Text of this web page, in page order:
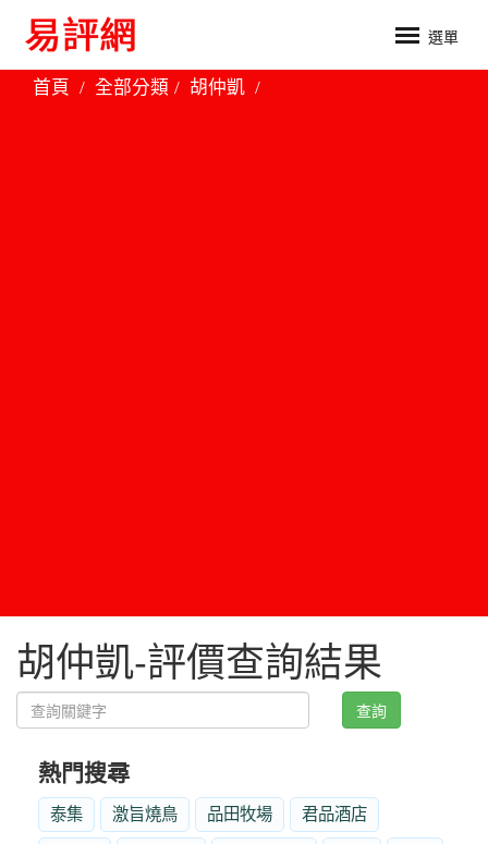
選單
首頁 全部分類 胡仲凱
胡仲凱-評價查詢結果
查詢
熱門搜尋
泰集 激旨燒鳥 品田牧場 君品酒店